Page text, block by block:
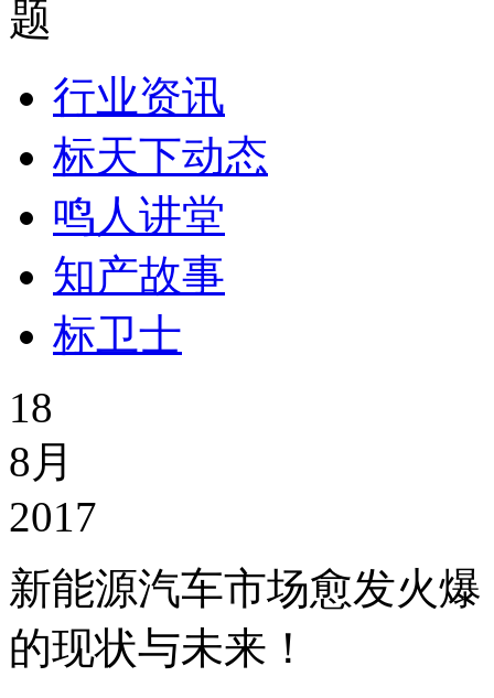
行业资讯
标天下动态
鸣人讲堂
知产故事
标卫士
18
8月
2017
新能源汽车市场愈发火
的现状与未来！